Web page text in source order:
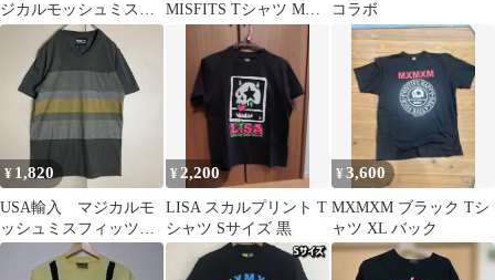
ジカルモッシュミスフ
ィッツ どろどろ
FOOTBALLシャツ
MISFITS Tシャツ Mサ
イズ マモミ
コラボ
¥ 1,820
USA輸入 マジカルモ
ッシュミスフィッツ
太ボーダーVネックTシ
ャツ ストリート
¥ 2,200
LISA スカルプリント T
シャツ Sサイズ 黒
¥3,600
MXMXM ブラック Tシ
ャツ XL バック